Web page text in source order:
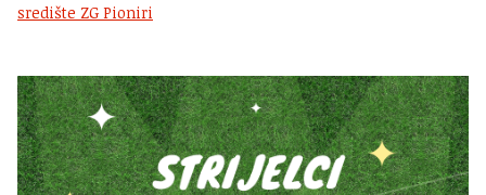
središte ZG Pioniri